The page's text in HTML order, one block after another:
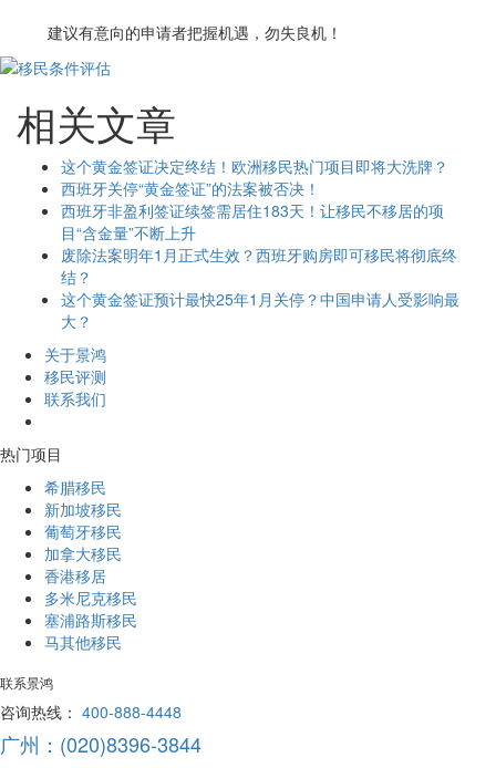
建议有意向的申请者把握机遇，勿失良机！
相关文章
这个黄金签证决定终结！欧洲移民热门项目即将大洗牌？
西班牙关停“黄金签证”的法案被否决！
西班牙非盈利签证续签需居住183天！让移民不移居的项
目“含金量”不断上升
废除法案明年1月正式生效？西班牙购房即可移民将彻底终
结？
这个黄金签证预计最快25年1月关停？中国申请人受影响最
大？
关于景鸿
移民评测
联系我们
热门项目
希腊移民
新加坡移民
葡萄牙移民
加拿大移民
香港移居
多米尼克移民
塞浦路斯移民
马其他移民
联系景鸿
咨询热线： 400-888-4448
广州：(020)8396-3844